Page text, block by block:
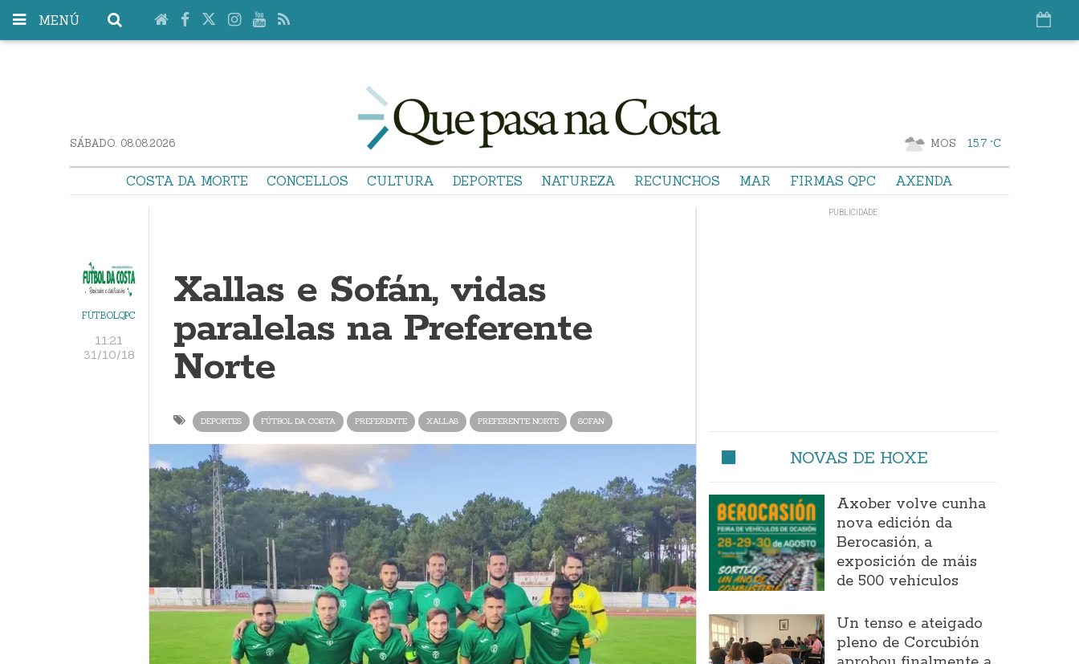
MENÚ
SÁBADO. 08.08.2026 MOS 15.7 °C
COSTA DA MORTE CONCELLOS CULTURA DEPORTES NATUREZA RECUNCHOS MAR FIRMAS QPC AXENDA
FÚTBOLQPC
11:21
31/10/18
Xallas e Sofán, vidas
paralelas na Preferente
Norte
DEPORTES FÚTBOL DA COSTA PREFERENTE XALLAS PREFERENTE NORTE SOFAN
NOVAS DE HOXE
Axober volve cunha
nova edición da
Berocasión, a
exposición de máis
de 500 vehículos
Un tenso e ateigado
pleno de Corcubión